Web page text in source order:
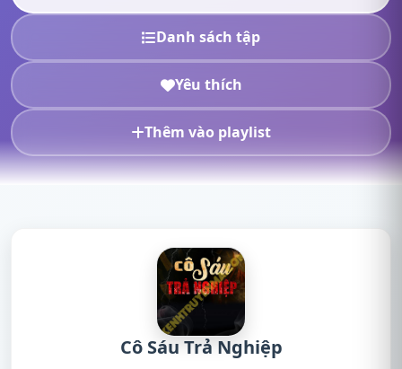
Danh sách tập
Yêu thích
Thêm vào playlist
Cô Sáu Trả Nghiệp